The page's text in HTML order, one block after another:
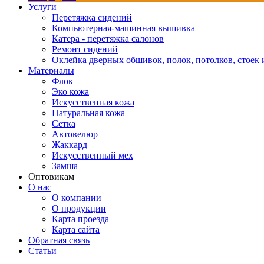
Услуги
Перетяжка сидений
Компьютерная-машинная вышивка
Катера - перетяжка салонов
Ремонт сидений
Оклейка дверных обшивок, полок, потолков, стоек
Материалы
Флок
Эко кожа
Искусственная кожа
Натуральная кожа
Сетка
Автовелюр
Жаккард
Искусственный мех
Замша
Оптовикам
О нас
О компании
О продукции
Карта проезда
Карта сайта
Обратная связь
Статьи